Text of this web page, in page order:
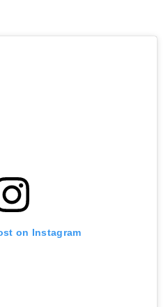
on Instagram